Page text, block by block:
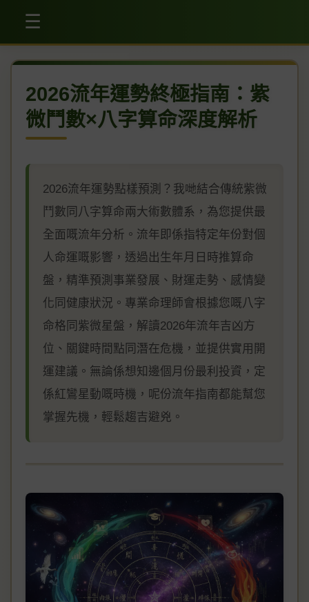
☰
2026流年運勢終極指南：紫
微鬥數×八字算命深度解析
2026流年運勢點樣預測？我哋結合傳統紫微
鬥數同八字算命兩大術數體系，為您提供最
全面嘅流年分析。流年即係指特定年份對個
人命運嘅影響，透過出生年月日時推算命
盤，精準預測事業發展、財運走勢、感情變
化同健康狀況。專業命理師會根據您嘅八字
命格同紫微星盤，解讀2026年流年吉凶方
位、關鍵時間點同潛在危機，並提供實用開
運建議。無論係想知邊個月份最利投資，定
係紅鸞星動嘅時機，呢份流年指南都能幫您
掌握先機，輕鬆趨吉避兇。